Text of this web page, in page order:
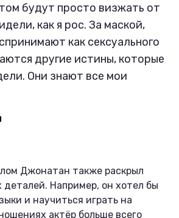
будут просто визжать от
как я рос. За маской,
как сексуального
другие истины, которые
Они знают все мои
Джонатан также раскрыл
деталей. Например, он хотел бы
и научиться играть на
актёр больше всего